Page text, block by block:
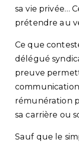
sa vie privée…
prétendre au
Ce que
délégué
preuve
rémunération
sa carrière ou
Sauf que le